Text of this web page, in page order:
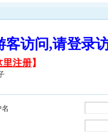
客访问,请登
里注册】